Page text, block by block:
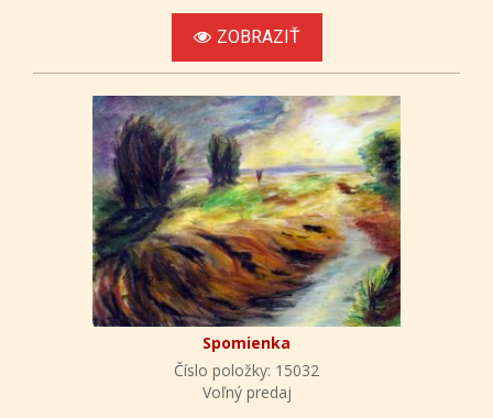
ZOBRAZIŤ
Spomienka
Číslo položky: 15032
Voľný predaj